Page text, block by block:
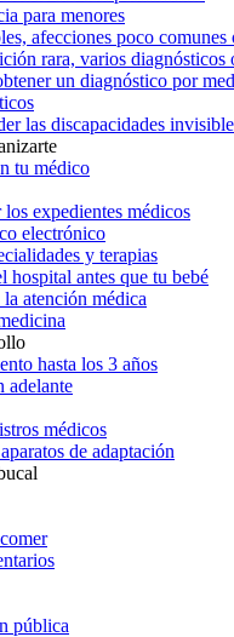
para menores
afecciones poco comunes
rara, varios diagnósticos
un diagnóstico por
las discapacidades
tu médico
expedientes médicos
electrónico
y terapias
hospital antes que tu bebé
atención médica
hasta los 3 años
adelante
médicos
de adaptación
pública